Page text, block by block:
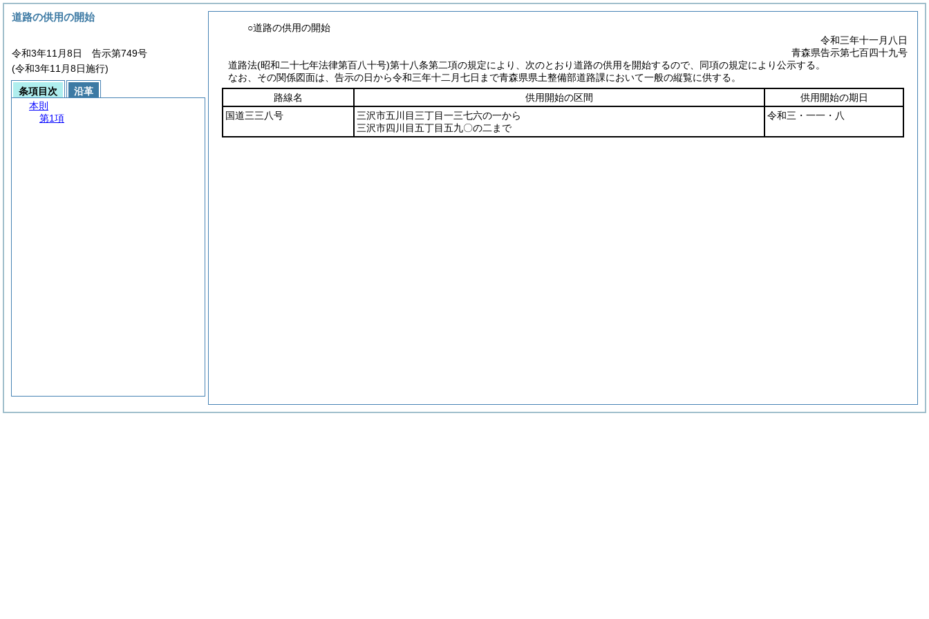
○道路の供用の開始
令和三年十一月八日
青森県告示第七百四十九号
道路法(昭和二十七年法律第百八十号)第十八条第二項の規定により、次のとおり道路の供用を開始するので、同項の規定により公示する。
なお、その関係図面は、告示の日から令和三年十二月七日まで青森県県土整備部道路課において一般の縦覧に供する。
路線名
供用開始の区間
供用開始の期日
国道三三八号
三沢市五川目三丁目一三七六の一から
三沢市四川目五丁目五九〇の二まで
令和三・一一・八
道路の供用の開始
令和3年11月8日 告示第749号
(令和3年11月8日施行)
条項目次
沿革
本則
第1項